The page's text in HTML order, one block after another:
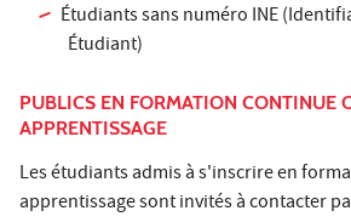
Étudiants sans numéro INE
Étudiant)
PUBLICS EN FORMATION CONTINUE
APPRENTISSAGE
Les étudiants admis à s'inscrire en
apprentissage sont invités à contacter